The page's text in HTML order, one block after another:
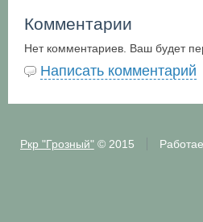
Комментарии
Нет комментариев. Ваш будет
Написать комментарий
Ркр "Грозный"© 2015